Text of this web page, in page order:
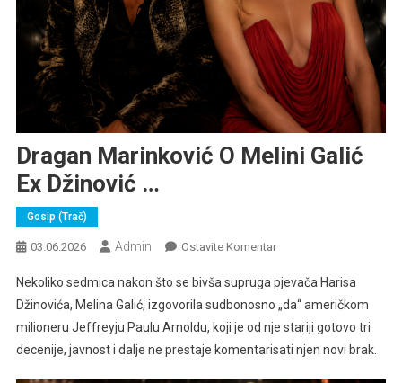
Dragan Marinković O Melini Galić
Ex Džinović …
Gosip (trač)
03.06.2026 Admin Ostavite KomentarNa
Marinković
O
Melini
Galić
Nekoliko sedmica nakon što se bivša supruga pjevača Harisa
Džinovića, Melina Galić, izgovorila sudbonosno „da“ američkom
milioneru Jeffreyju Paulu Arnoldu, koji je od nje stariji gotovo tri
decenije, javnost i dalje ne prestaje komentarisati njen novi brak.